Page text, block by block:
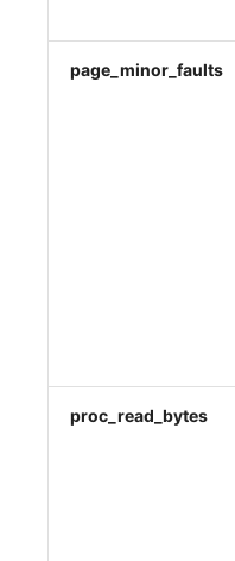
page_minor_faults
proc_read_bytes